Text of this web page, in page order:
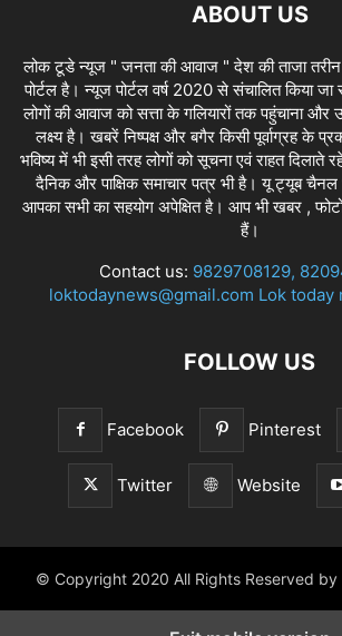
ABOUT US
लोक टूडे न्यूज " जनता की आवाज " देश की ताजा
पोर्टल है। न्यूज पोर्टल वर्ष 2020 से संचालित किया
लोगों की आवाज को सत्ता के गलियारों तक पहुंचाना और
लक्ष्य है। खबरें निष्पक्ष और बगैर किसी पूर्वाग्रह के
भविष्य में भी इसी तरह लोगों को सूचना एवं राहत
दैनिक और पाक्षिक समाचार पत्र भी है। यू ट्यूब चैनल
आपका सभी का सहयोग अपेक्षित है। आप भी खबर ,
हैं।
Contact us: 9829708129,
loktodaynews@gmail.com Lok
FOLLOW US
Facebook Pinterest
Twitter Website
© Copyright 2020 All Rights Reserved by